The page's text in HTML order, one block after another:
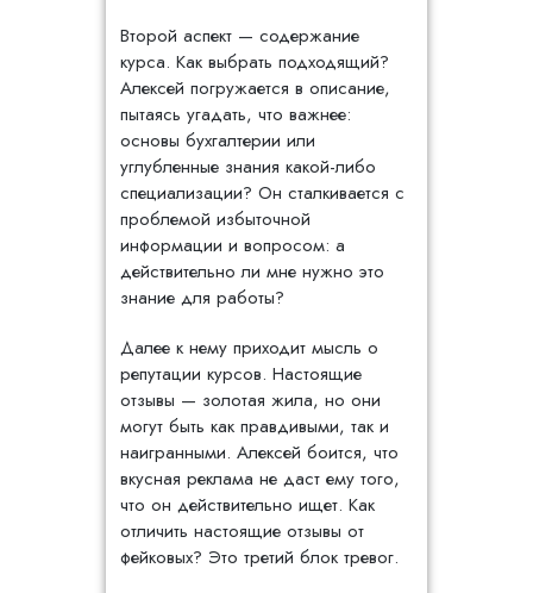
Второй аспект — содержание
курса. Как выбрать подходящий?
Алексей погружается в описание,
пытаясь угадать, что важнее:
основы бухгалтерии или
углубленные знания какой-либо
специализации? Он сталкивается с
проблемой избыточной
информации и вопросом: а
действительно ли мне нужно это
знание для работы?
Далее к нему приходит мысль о
репутации курсов. Настоящие
отзывы — золотая жила, но они
могут быть как правдивыми, так и
наигранными. Алексей боится, что
вкусная реклама не даст ему того,
что он действительно ищет. Как
отличить настоящие отзывы от
фейковых? Это третий блок тревог.